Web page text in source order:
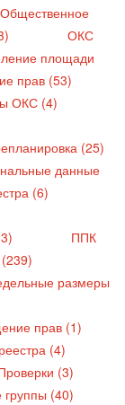
Общественное
ОКС
площади
прав (53)
ОКС (4)
(25)
данные
(6)
ППК
размеры
прав (1)
(4)
(3)
группы (40)